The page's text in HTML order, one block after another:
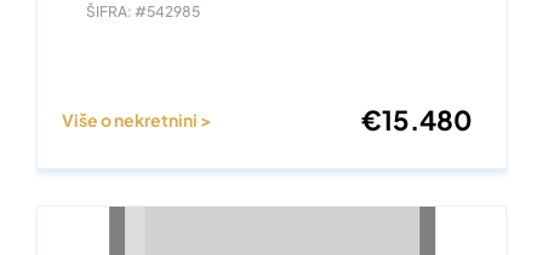
ŠIFRA: #542985
Više o nekretnini > €15.480